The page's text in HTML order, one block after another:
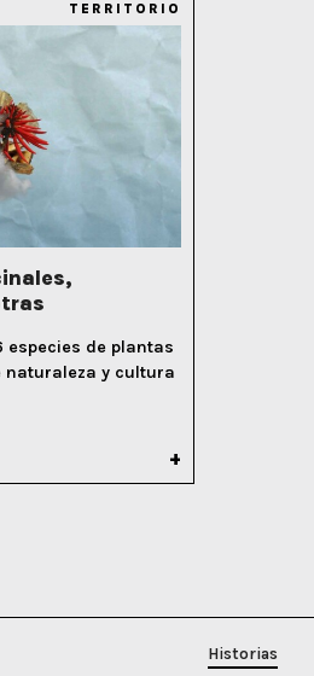
TERRITORIO
especies de plantas
naturaleza y cultura
Historias